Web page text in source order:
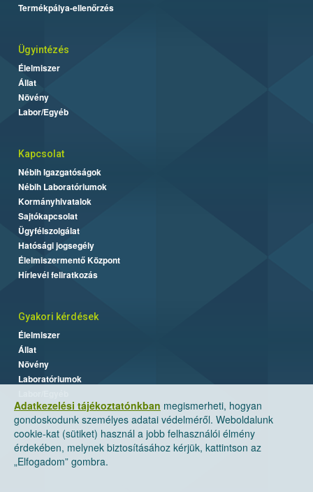
Adatkezelési tájékoztatónkban megismerheti, hogyan
gondoskodunk személyes adatai védelméről. Weboldalunk
cookie-kat (sütiket) használ a jobb felhasználói élmény
érdekében, melynek biztosításához kérjük, kattintson az
„Elfogadom” gombra.
Termékpálya-ellenőrzés
Ügyintézés
Élelmiszer
Állat
Növény
Labor/Egyéb
Kapcsolat
Nébih Igazgatóságok
Nébih Laboratóriumok
Kormányhivatalok
Sajtókapcsolat
Ügyfélszolgálat
Hatósági jogsegély
Élelmiszermentő Központ
Hírlevél feliratkozás
Gyakori kérdések
Élelmiszer
Állat
Növény
Laboratóriumok